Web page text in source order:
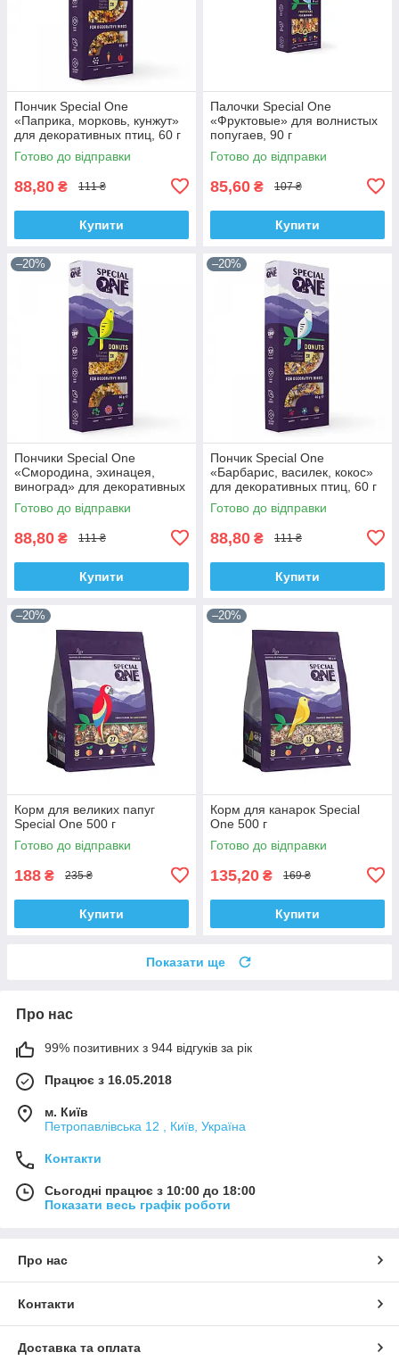
Пончик Speciаl One
«Паприка, морковь, кунжут»
для декоративных птиц, 60 г
Готово до відправки
88,80 ₴ 111 ₴
Купити
Палочки Speciаl One
«Фруктовые» для волнистых
попугаев, 90 г
Готово до відправки
85,60 ₴ 107 ₴
Купити
–20%
Пончики Special One
«Смородина, эхинацея,
виноград» для декоративных
птиц, 60 г
Готово до відправки
88,80 ₴ 111 ₴
Купити
–20%
Пончик Special One
«Барбарис, василек, кокос»
для декоративных птиц, 60 г
Готово до відправки
88,80 ₴ 111 ₴
Купити
–20%
Корм для великих папуг
Special One 500 г
Готово до відправки
188 ₴ 235 ₴
Купити
–20%
Корм для канарок Special
One 500 г
Готово до відправки
135,20 ₴ 169 ₴
Купити
Показати ще
Про нас
99% позитивних з 944 відгуків за рік
Працює з 16.05.2018
м. Київ
Петропавлівська 12 , Київ, Україна
Контакти
Сьогодні працює з 10:00 до 18:00
Показати весь графік роботи
Про нас
Контакти
Доставка та оплата